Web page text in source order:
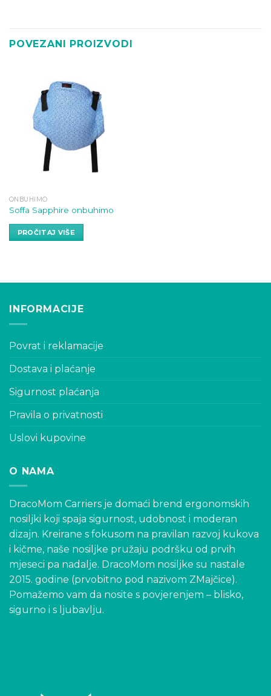
POVEZANI PROIZVODI
ONBUHIMO
Soffa Sapphire onbuhimo
PROČITAJ VIŠE
INFORMACIJE
Povrat i reklamacije
Dostava i plaćanje
Sigurnost plaćanja
Pravila o privatnosti
Uslovi kupovine
O NAMA
DracoMom Carriers je domaći brend ergonomskih
nosiljki koji spaja sigurnost, udobnost i moderan
dizajn. Kreirane s fokusom na pravilan razvoj kukova
i kičme, naše nosiljke pružaju podršku od prvih
mjeseci pa nadalje. DracoMom nosiljke su nastale
2015. godine (prvobitno pod nazivom ZMajčice).
Pomažemo vam da nosite s povjerenjem – blisko,
sigurno i s ljubavlju.